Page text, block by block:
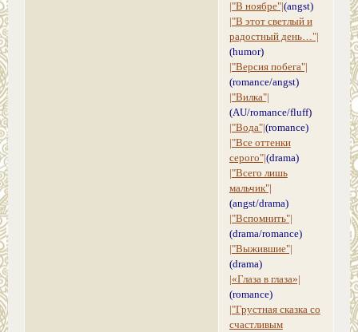
|"В ноябре"| (angst)
|"В этот светлый и
радостный день…"|
(humor)
|"Версия побега"|
(romance/angst)
|"Вилка"|
(AU/romance/fluff)
|"Вода"| (romance)
|"Все оттенки
серого"| (drama)
|"Всего лишь
мальчик"|
(angst/drama)
|"Вспомнить"|
(drama/romance)
|"Выжившие"|
(drama)
|«Глаза в глаза»|
(romance)
|"Грустная сказка со
счастливым